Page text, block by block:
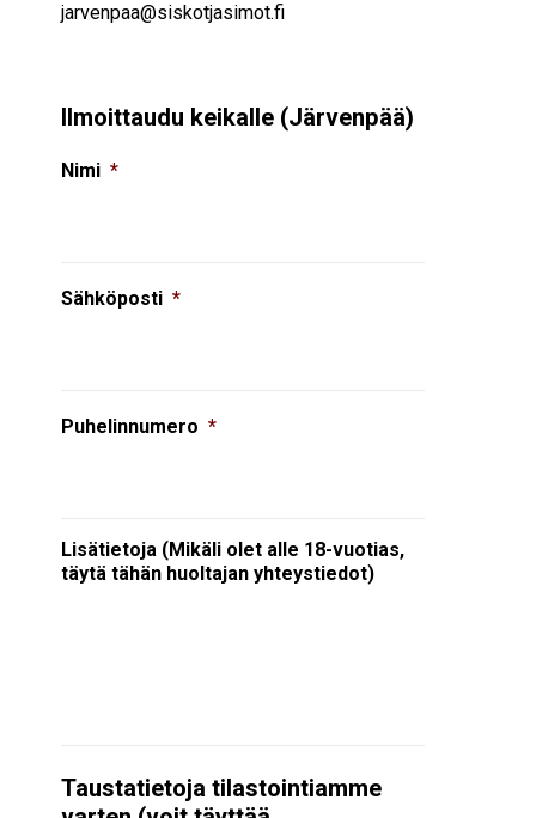
jarvenpaa@siskotjasimot.fi
Ilmoittaudu keikalle (Järvenpää)
Nimi *
Sähköposti *
Puhelinnumero *
Lisätietoja (Mikäli olet alle 18-vuotias,
täytä tähän huoltajan yhteystiedot)
Taustatietoja tilastointiamme